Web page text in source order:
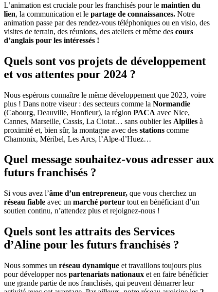
L’animation est cruciale pour les franchisés pour le maintien du
lien, la communication et le partage de connaissances. Notre
animation passe par des rendez-vous téléphoniques ou en visio, des
visites de terrain, des réunions, des ateliers et même des cours
d’anglais pour les intéressés !
Quels sont vos projets de développement
et vos attentes pour 2024 ?
Nous espérons connaître le même développement que 2023, voire
plus ! Dans notre viseur : des secteurs comme la Normandie
(Cabourg, Deauville, Honfleur), la région PACA avec Nice,
Cannes, Marseille, Cassis, La Ciotat… sans oublier les Alpilles à
proximité et, bien sûr, la montagne avec des stations comme
Chamonix, Méribel, Les Arcs, l’Alpe-d’Huez…
Quel message souhaitez-vous adresser aux
futurs franchisés ?
Si vous avez l’âme d’un entrepreneur, que vous cherchez un
réseau fiable avec un marché porteur tout en bénéficiant d’un
soutien continu, n’attendez plus et rejoignez-nous !
Quels sont les attraits des Services
d’Aline pour les futurs franchisés ?
Nous sommes un réseau dynamique et travaillons toujours plus
pour développer nos partenariats nationaux et en faire bénéficier
une grande partie de nos franchisés, qui peuvent démarrer leur